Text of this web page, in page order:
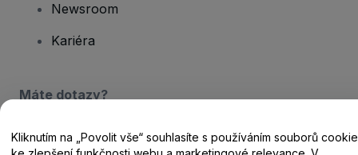
Newsroom
Kariéra
Máte dotazy?
Centrum nápovědy / Kontakt
Kliknutím na „Povolit vše“ souhlasíte s používáním souborů cookie